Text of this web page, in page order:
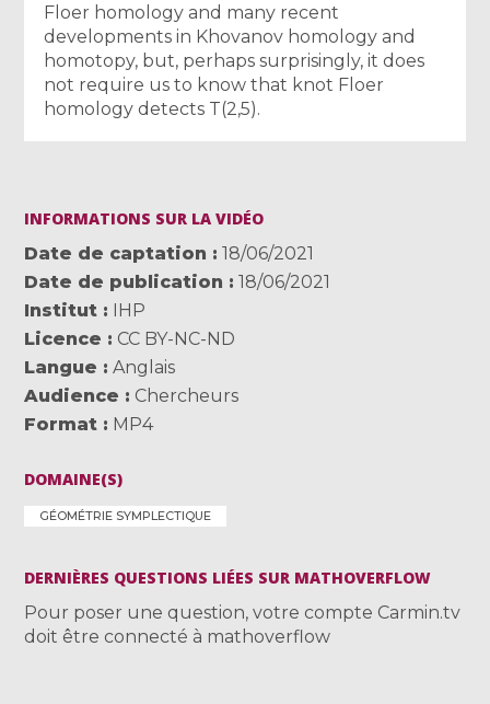
Floer homology and many recent
developments in Khovanov homology and
homotopy, but, perhaps surprisingly, it does
not require us to know that knot Floer
homology detects T(2,5).
INFORMATIONS SUR LA VIDÉO
Date de captation
18/06/2021
Date de publication
18/06/2021
Institut
IHP
Licence
CC BY-NC-ND
Langue
Anglais
Audience
Chercheurs
Format
MP4
DOMAINE(S)
GÉOMÉTRIE SYMPLECTIQUE
DERNIÈRES QUESTIONS LIÉES SUR MATHOVERFLOW
Pour poser une question, votre compte Carmin.tv
doit être connecté à mathoverflow